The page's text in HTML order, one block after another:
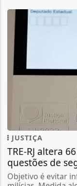
JUSTIÇA
TRE-RJ altera
questões de
Objetivo é evitar